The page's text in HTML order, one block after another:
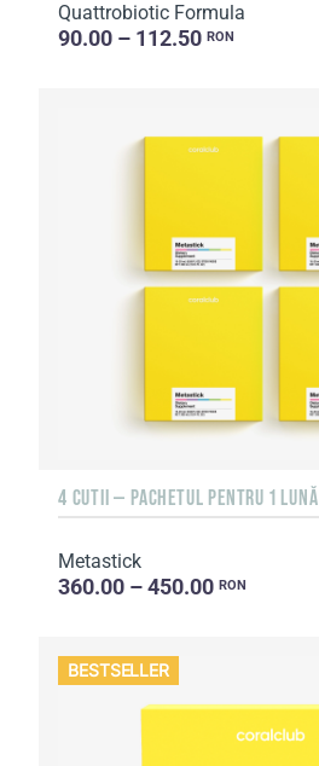
Quattrobiotic Formula
90.00 – 112.50 RON
4 CUTII — PACHETUL PENTRU 1 LUNĂ
Metastick
360.00 – 450.00 RON
BESTSELLER